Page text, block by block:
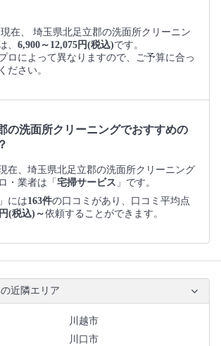
現在、 埼玉県北足立郡の洗面所クリーニン
、 6,900～12,075円(税込)です。
ロによって異なりますので、ご予算に合っ
ださい。
の洗面所クリーニングでおすすめの
在、埼玉県北足立郡の洗面所クリーニング
・業者は「 宅掃サービス 」です。
」には163件の口コミがあり、口コミ平均点
(税込)～依頼することができます。
近隣エリア
川越市
川口市